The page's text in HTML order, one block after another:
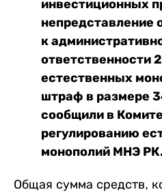
инвестиционных
непредставление
к
ответственности
естественных
штраф в размере
сообщили в
регулированию
монополий МНЭ
Общая сумма средств,